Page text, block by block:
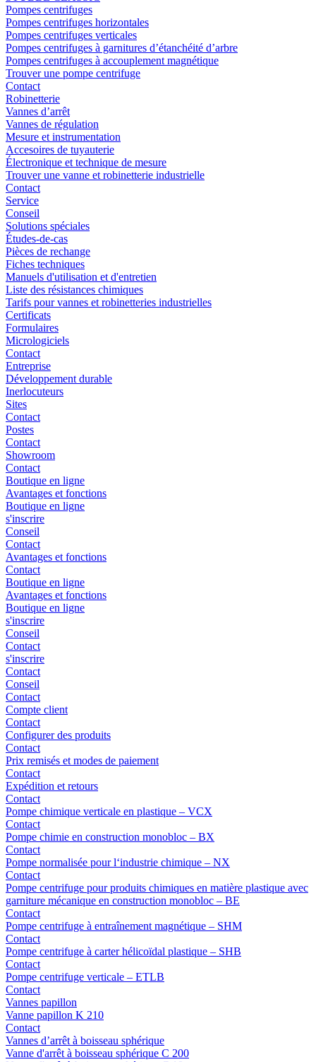
Pompes centrifuges
Pompes centrifuges horizontales
Pompes centrifuges verticales
Pompes centrifuges à garnitures d’étanchéité d’arbre
Pompes centrifuges à accouplement magnétique
Trouver une pompe centrifuge
Contact
Robinetterie
Vannes d’arrêt
Vannes de régulation
Mesure et instrumentation
Accesoires de tuyauterie
Électronique et technique de mesure
Trouver une vanne et robinetterie industrielle
Contact
Service
Conseil
Solutions spéciales
Études-de-cas
Pièces de rechange
Fiches techniques
Manuels d'utilisation et d'entretien
Liste des résistances chimiques
Tarifs pour vannes et robinetteries industrielles
Certificats
Formulaires
Micrologiciels
Contact
Entreprise
Développement durable
Inerlocuteurs
Sites
Contact
Postes
Contact
Showroom
Contact
Boutique en ligne
Avantages et fonctions
Boutique en ligne
s'inscrire
Conseil
Contact
Avantages et fonctions
Contact
Boutique en ligne
Avantages et fonctions
Boutique en ligne
s'inscrire
Conseil
Contact
s'inscrire
Contact
Conseil
Contact
Compte client
Contact
Configurer des produits
Contact
Prix remisés et modes de paiement
Contact
Expédition et retours
Contact
Pompe chimique verticale en plastique – VCX
Contact
Pompe chimie en construction monobloc – BX
Contact
Pompe normalisée pour l‘industrie chimique – NX
Contact
Pompe centrifuge pour produits chimiques en matière plastique avec
garniture mécanique en construction monobloc – BE
Contact
Pompe centrifuge à entraînement magnétique – SHM
Contact
Pompe centrifuge à carter hélicoïdal plastique – SHB
Contact
Pompe centrifuge verticale – ETLB
Contact
Vannes papillon
Vanne papillon K 210
Contact
Vannes d’arrêt à boisseau sphérique
Vanne d'arrêt à boisseau sphérique C 200